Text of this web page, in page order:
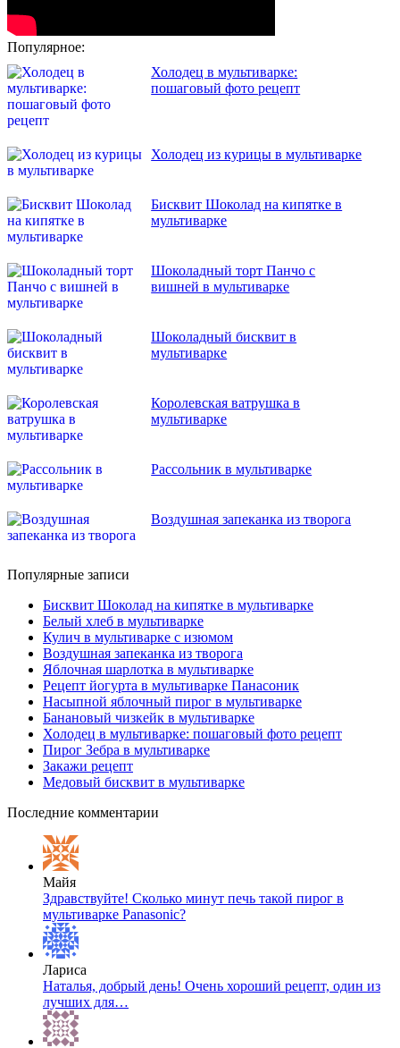
Популярное:
Холодец в мультиварке:
пошаговый фото рецепт
Холодец из курицы в мультиварке
Бисквит Шоколад на кипятке в
мультиварке
Шоколадный торт Панчо с
вишней в мультиварке
Шоколадный бисквит в
мультиварке
Королевская ватрушка в
мультиварке
Рассольник в мультиварке
Воздушная запеканка из творога
Популярные записи
Бисквит Шоколад на кипятке в мультиварке
Белый хлеб в мультиварке
Кулич в мультиварке с изюмом
Воздушная запеканка из творога
Яблочная шарлотка в мультиварке
Рецепт йогурта в мультиварке Панасоник
Насыпной яблочный пирог в мультиварке
Банановый чизкейк в мультиварке
Холодец в мультиварке: пошаговый фото рецепт
Пирог Зебра в мультиварке
Закажи рецепт
Медовый бисквит в мультиварке
Последние комментарии
Майя
Здравствуйте! Сколько минут печь такой пирог в
мультиварке Panasonic?
Лариса
Наталья, добрый день! Очень хороший рецепт, один из
лучших для…